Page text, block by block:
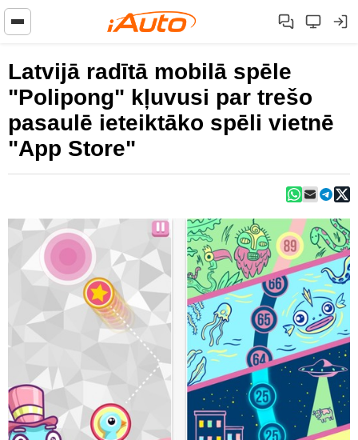
Latvijā radītā mobilā spēle
"Polipong" kļuvusi par trešo
pasaulē ieteiktāko spēli vietnē
"App Store"